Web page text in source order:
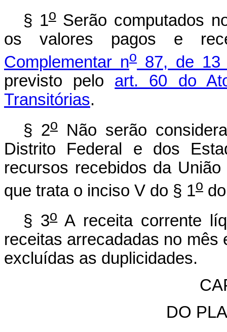
§ 1oSerão computados
os valores pagos e
Complementar no87, de 13
previsto pelo art. 60 do
Transitórias.
§ 2o
Não serão
Distrito Federal e dos
recursos recebidos da
que trata o inciso V do § 1o
§ 3oA receita corrente
receitas arrecadadas no mês
excluídas as duplicidades.
DO